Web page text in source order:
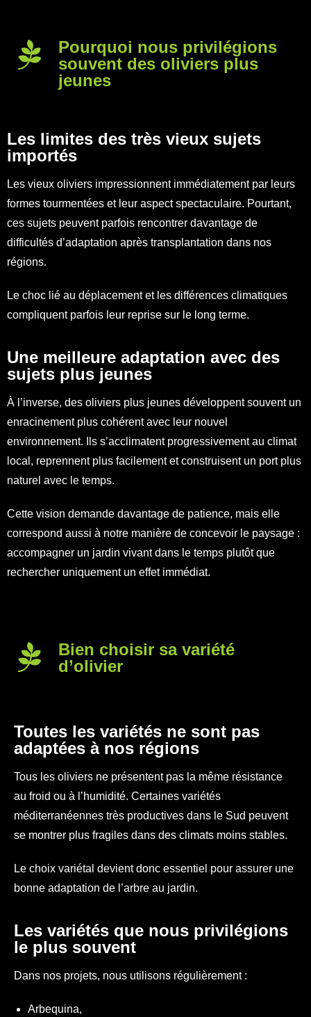
Pourquoi nous privilégions
souvent des oliviers plus
jeunes
Les limites des très vieux sujets
importés
Les vieux oliviers impressionnent immédiatement par leurs
formes tourmentées et leur aspect spectaculaire. Pourtant,
ces sujets peuvent parfois rencontrer davantage de
difficultés d’adaptation après transplantation dans nos
régions.
Le choc lié au déplacement et les différences climatiques
compliquent parfois leur reprise sur le long terme.
Une meilleure adaptation avec des
sujets plus jeunes
À l’inverse, des oliviers plus jeunes développent souvent un
enracinement plus cohérent avec leur nouvel
environnement. Ils s’acclimatent progressivement au climat
local, reprennent plus facilement et construisent un port plus
naturel avec le temps.
Cette vision demande davantage de patience, mais elle
correspond aussi à notre manière de concevoir le paysage :
accompagner un jardin vivant dans le temps plutôt que
rechercher uniquement un effet immédiat.
Bien choisir sa variété
d’olivier
Toutes les variétés ne sont pas
adaptées à nos régions
Tous les oliviers ne présentent pas la même résistance
au froid ou à l’humidité. Certaines variétés
méditerranéennes très productives dans le Sud peuvent
se montrer plus fragiles dans des climats moins stables.
Le choix variétal devient donc essentiel pour assurer une
bonne adaptation de l’arbre au jardin.
Les variétés que nous privilégions
le plus souvent
Dans nos projets, nous utilisons régulièrement :
Arbequina,